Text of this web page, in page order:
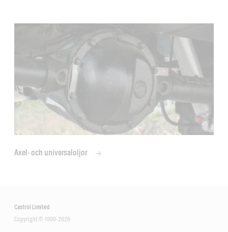
Axel- och universaloljor
Castrol Limited
Copyright © 1999-2026